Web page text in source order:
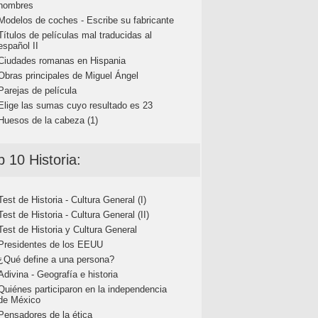
de coches - Escribe su fabricante
de películas mal traducidas al
II
romanas en Hispania
principales de Miguel Ángel
de película
las sumas cuyo resultado es 23
de la cabeza (1)
10 Historia:
de Historia - Cultura General (I)
de Historia - Cultura General (II)
de Historia y Cultura General
de los EEUU
define a una persona?
- Geografía e historia
participaron en la independencia
México
de la ética